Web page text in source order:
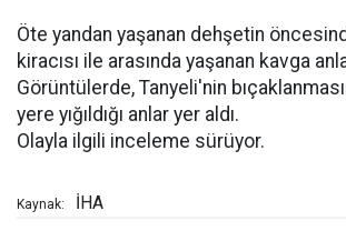
Öte yandan yaşanan dehşetin
kiracısı ile arasında yaşanan kavga
Görüntülerde, Tanyeli'nin
yere yığıldığı anlar yer aldı.
Olayla ilgili inceleme sürüyor.
Kaynak: İHA